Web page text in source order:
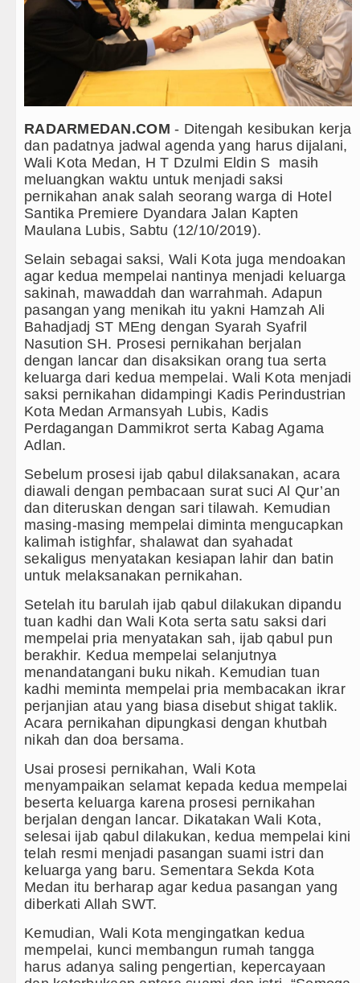
+ Lainnya
Kesehatan
Siraman Rohani
Manchester City vs Atletico Madrid
Serapan Anggaran Terendah,
Gubernur Bobby Nasution Siapkan
Sinergi Jaga Kelestarian Alam,
Pemkab Taput Restrukturisasi
Tujuh Tewas dalam Penembakan
Bayern Munich Menang Tipis Atas
Masyarakat Desak APH Bongkar
Polrestabes Medan Ungkap 1.187
Liverpool vs Monaco Laga
Manchester City vs Atletico Madrid
Serapan Anggaran Terendah,
Gubernur Bobby Nasution Siapkan
Sinergi Jaga Kelestarian Alam,
Pemkab Taput Restrukturisasi
Tujuh Tewas dalam Penembakan
Bayern Munich Menang Tipis Atas
Masyarakat Desak APH Bongkar
Polrestabes Medan Ungkap 1.187
Liverpool vs Monaco Laga
Manchester City vs Atletico Madrid
RADARMEDAN.COM - Ditengah kesibukan kerja
dan padatnya jadwal agenda yang harus dijalani,
Wali Kota Medan, H T Dzulmi Eldin S masih
meluangkan waktu untuk menjadi saksi
pernikahan anak salah seorang warga di Hotel
Santika Premiere Dyandara Jalan Kapten
Maulana Lubis, Sabtu (12/10/2019).
Selain sebagai saksi, Wali Kota juga mendoakan
agar kedua mempelai nantinya menjadi keluarga
sakinah, mawaddah dan warrahmah. Adapun
pasangan yang menikah itu yakni Hamzah Ali
Bahadjadj ST MEng dengan Syarah Syafril
Nasution SH. Prosesi pernikahan berjalan
dengan lancar dan disaksikan orang tua serta
keluarga dari kedua mempelai. Wali Kota menjadi
saksi pernikahan didampingi Kadis Perindustrian
Kota Medan Armansyah Lubis, Kadis
Perdagangan Dammikrot serta Kabag Agama
Adlan.
Sebelum prosesi ijab qabul dilaksanakan, acara
diawali dengan pembacaan surat suci Al Qur’an
dan diteruskan dengan sari tilawah. Kemudian
masing-masing mempelai diminta mengucapkan
kalimah istighfar, shalawat dan syahadat
sekaligus menyatakan kesiapan lahir dan batin
untuk melaksanakan pernikahan.
Setelah itu barulah ijab qabul dilakukan dipandu
tuan kadhi dan Wali Kota serta satu saksi dari
mempelai pria menyatakan sah, ijab qabul pun
berakhir. Kedua mempelai selanjutnya
menandatangani buku nikah. Kemudian tuan
kadhi meminta mempelai pria membacakan ikrar
perjanjian atau yang biasa disebut shigat taklik.
Acara pernikahan dipungkasi dengan khutbah
nikah dan doa bersama.
Usai prosesi pernikahan, Wali Kota
menyampaikan selamat kepada kedua mempelai
beserta keluarga karena prosesi pernikahan
berjalan dengan lancar. Dikatakan Wali Kota,
selesai ijab qabul dilakukan, kedua mempelai kini
telah resmi menjadi pasangan suami istri dan
keluarga yang baru. Sementara Sekda Kota
Medan itu berharap agar kedua pasangan yang
diberkati Allah SWT.
Kemudian, Wali Kota mengingatkan kedua
mempelai, kunci membangun rumah tangga
harus adanya saling pengertian, kepercayaan